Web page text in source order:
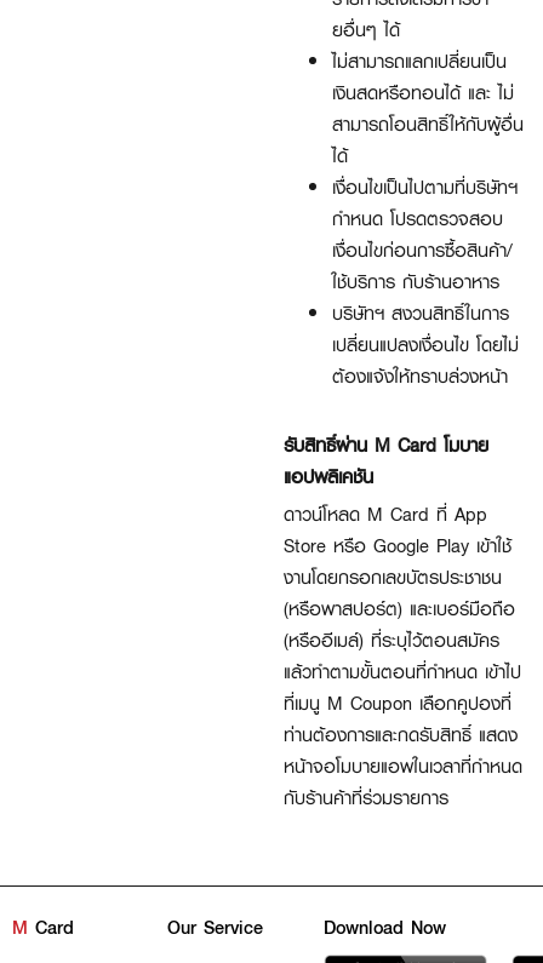
ยอื่นๆ ได้
ไม่สามารถแลกเปลี่ยนเป็น
เงินสดหรือทอนได้ และ ไม่
สามารถโอนสิทธิ์ให้กับผู้อื่น
ได้
เงื่อนไขเป็นไปตามที่บริษัทฯ
กำหนด โปรดตรวจสอบ
เงื่อนไขก่อนการซื้อสินค้า/
ใช้บริการ กับร้านอาหาร
บริษัทฯ สงวนสิทธิ์ในการ
เปลี่ยนแปลงเงื่อนไข โดยไม่
ต้องแจ้งให้ทราบล่วงหน้า
รับสิทธิ์ผ่าน M Card โมบาย
แอปพลิเคชัน
ดาวน์โหลด M Card ที่ App
Store หรือ Google Play เข้าใช้
งานโดยกรอกเลขบัตรประชาชน
(หรือพาสปอร์ต) และเบอร์มือถือ
(หรืออีเมล์) ที่ระบุไว้ตอนสมัคร
แล้วทำตามขั้นตอนที่กำหนด เข้าไป
ที่เมนู M Coupon เลือกคูปองที่
ท่านต้องการและกดรับสิทธิ์ แสดง
หน้าจอโมบายแอพในเวลาที่กำหนด
กับร้านค้าที่ร่วมรายการ
M Card
Our Service
Download Now